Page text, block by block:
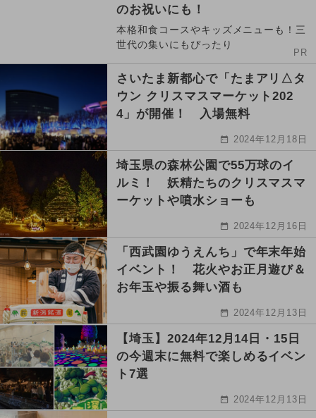
のお祝いにも！
本格和食コースやキッズメニューも！三
世代の集いにもぴったり
PR
さいたま新都心で「たまアリ△タ
ウン クリスマスマーケット202
4」が開催！ 入場無料
2024年12月18日
埼玉県の森林公園で55万球のイ
ルミ！ 妖精たちのクリスマスマ
ーケットや噴水ショーも
2024年12月16日
「西武園ゆうえんち」で年末年始
イベント！ 花火やお正月遊び＆
お年玉や振る舞い酒も
2024年12月13日
【埼玉】2024年12月14日・15日
の今週末に無料で楽しめるイベン
ト7選
2024年12月13日